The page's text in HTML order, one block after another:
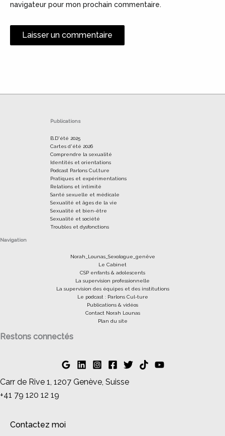
navigateur pour mon prochain commentaire.
Publications
B.D'été 2025
Cartes d'été 2026
Comprendre la sexualité
Identités et orientations
Podcast Parlons Cul.ture
Pratiques et expérimentations
Relations et intimité
Santé sexuelle et médicale
Sexualité et âges de la vie
Sexualité et bien-être
Sexualité et société
Troubles et dysfonctions
Navigation
Norah_Lounas_Sexologue_genêve
Le Cabinet
CSP enfants & adolescents
La supervision professionnelle
La supervision des équipes et des institutions
Le podcast : Parlons Cul-ture
Publications & vidéos
Contact Norah Lounas
Plan du site
Restons connectés
Carr de Rive 1, 1207 Genève, Suisse
+41 79 120 12 19
Contactez moi